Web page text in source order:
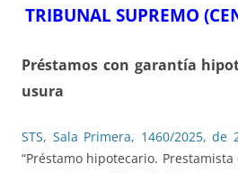
TRIBUNAL SUPREMO
Préstamos con garantía
usura
STS, Sala Primera, 1460/2025,
“Préstamo hipotecario.